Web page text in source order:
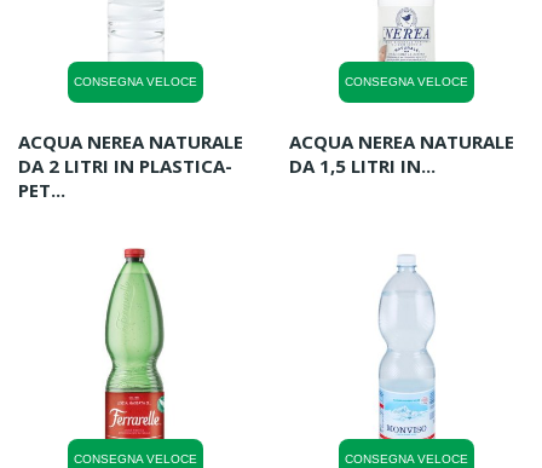
CONSEGNA VELOCE
ACQUA NEREA NATURALE
DA 2 LITRI IN PLASTICA-
PET...
CONSEGNA VELOCE
ACQUA NEREA NATURALE
DA 1,5 LITRI IN...
CONSEGNA VELOCE CONSEGNA VELOCE